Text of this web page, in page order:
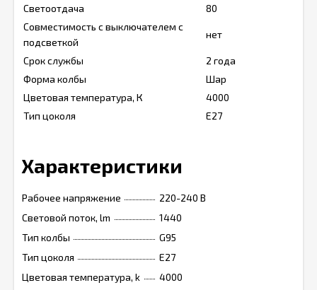
Светоотдача
80
Совместимость с выключателем с
подсветкой
нет
Срок службы
2 года
Форма колбы
Шар
Цветовая температура, К
4000
Тип цоколя
E27
Характеристики
Рабочее напряжение
220-240 В
Световой поток, lm
1440
Тип колбы
G95
Тип цоколя
Е27
Цветовая температура, k
4000